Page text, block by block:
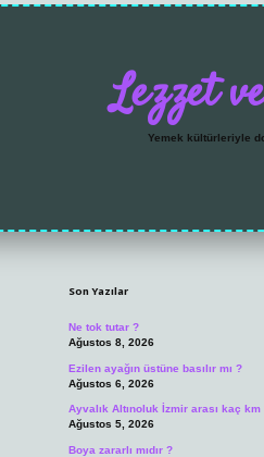
Lezzet
Yemek kültürleriyle
Sidebar
Son Yazılar
Ne tok tutar ?
Ağustos 8, 2026
Ezilen ayağın üstüne basılır mı ?
Ağustos 6, 2026
Ayvalık Altınoluk İzmir arası kaç km
Ağustos 5, 2026
Boya zararlı mıdır ?